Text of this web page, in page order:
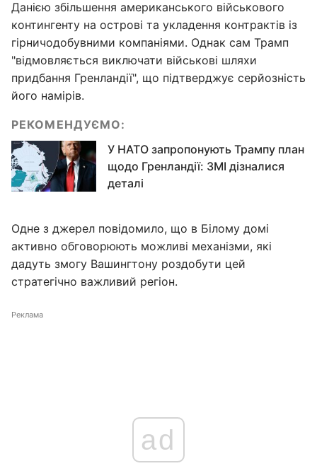
Данією збільшення американського військового
контингенту на острові та укладення контрактів із
гірничодобувними компаніями. Однак сам Трамп
"відмовляється виключати військові шляхи
придбання Гренландії", що підтверджує серйозність
його намірів.
РЕКОМЕНДУЄМО:
У НАТО запропонують Трампу план
щодо Гренландії: ЗМІ дізналися
деталі
Одне з джерел повідомило, що в Білому домі
активно обговорюють можливі механізми, які
дадуть змогу Вашингтону роздобути цей
стратегічно важливий регіон.
Реклама
ad